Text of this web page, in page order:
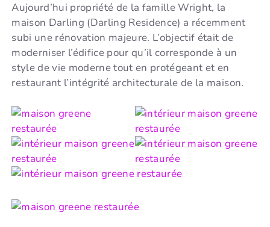
Aujourd’hui propriété de la famille Wright, la
maison Darling (Darling Residence) a récemment
subi une rénovation majeure. L’objectif était de
moderniser l’édifice pour qu’il corresponde à un
style de vie moderne tout en protégeant et en
restaurant l’intégrité architecturale de la maison.